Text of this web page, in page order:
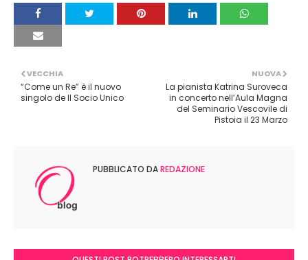
NUOVA
La pianista Katrina Suroveca
in concerto nell’Aula Magna
del Seminario Vescovile di
Pistoia il 23 Marzo
VECCHIA
“Come un Re” è il nuovo
singolo de Il Socio Unico
PUBBLICATO DAREDAZIONE